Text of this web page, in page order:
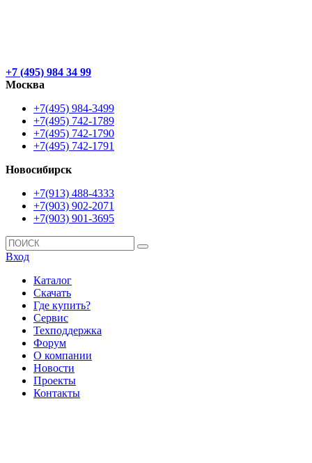
+7 (495) 984 34 99
Москва
+7(495) 984-3499
+7(495) 742-1789
+7(495) 742-1790
+7(495) 742-1791
Новосибирск
+7(913) 488-4333
+7(903) 902-2071
+7(903) 901-3695
Вход
Каталог
Скачать
Где купить?
Сервис
Техподдержка
Форум
О компании
Новости
Проекты
Контакты